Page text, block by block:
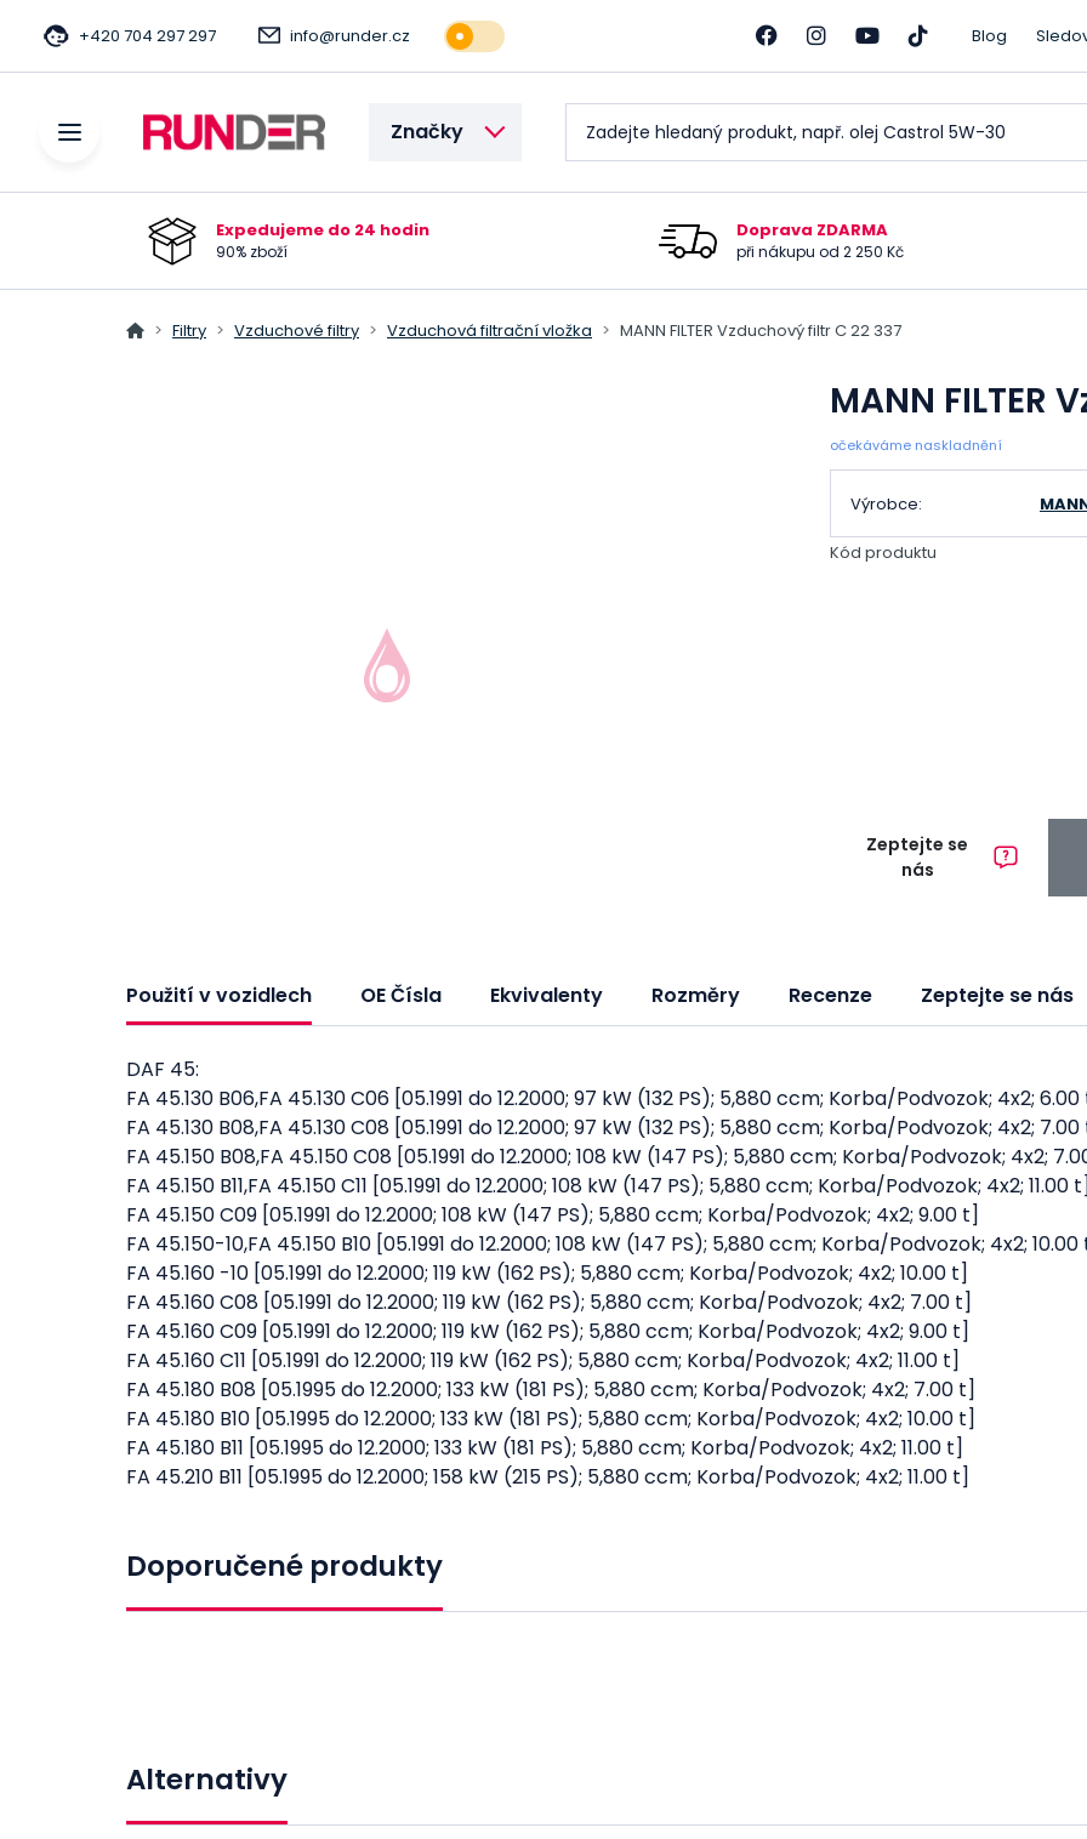
+420 704 297 297 info@runder.cz Blog
Značky
Expedujeme do 24 hodin
90% zboží
Doprava ZDARMA
při nákupu od 2 250 Kč
Filtry Vzduchové filtry Vzduchová filtrační vložka MANN FILTER Vzduchový filtr C 22 337
MANN FILTER
očekáváme naskladnění
Výrobce:
Kód produktu
Zeptejte se
nás
Použití v vozidlech OE Čísla Ekvivalenty Rozměry Recenze Zeptejte se nás
DAF 45:
FA 45.130 B06,FA 45.130 C06 [05.1991 do 12.2000; 97 kW (132 PS); 5,880 ccm; Korba/Podvozok; 4x2; 6.00
FA 45.130 B08,FA 45.130 C08 [05.1991 do 12.2000; 97 kW (132 PS); 5,880 ccm; Korba/Podvozok; 4x2; 7.00
FA 45.150 B08,FA 45.150 C08 [05.1991 do 12.2000; 108 kW (147 PS); 5,880 ccm; Korba/Podvozok; 4x2;
FA 45.150 B11,FA 45.150 C11 [05.1991 do 12.2000; 108 kW (147 PS); 5,880 ccm; Korba/Podvozok; 4x2; 11.00 t]
FA 45.150 C09 [05.1991 do 12.2000; 108 kW (147 PS); 5,880 ccm; Korba/Podvozok; 4x2; 9.00 t]
FA 45.150-10,FA 45.150 B10 [05.1991 do 12.2000; 108 kW (147 PS); 5,880 ccm; Korba/Podvozok; 4x2; 10.00
FA 45.160 -10 [05.1991 do 12.2000; 119 kW (162 PS); 5,880 ccm; Korba/Podvozok; 4x2; 10.00 t]
FA 45.160 C08 [05.1991 do 12.2000; 119 kW (162 PS); 5,880 ccm; Korba/Podvozok; 4x2; 7.00 t]
FA 45.160 C09 [05.1991 do 12.2000; 119 kW (162 PS); 5,880 ccm; Korba/Podvozok; 4x2; 9.00 t]
FA 45.160 C11 [05.1991 do 12.2000; 119 kW (162 PS); 5,880 ccm; Korba/Podvozok; 4x2; 11.00 t]
FA 45.180 B08 [05.1995 do 12.2000; 133 kW (181 PS); 5,880 ccm; Korba/Podvozok; 4x2; 7.00 t]
FA 45.180 B10 [05.1995 do 12.2000; 133 kW (181 PS); 5,880 ccm; Korba/Podvozok; 4x2; 10.00 t]
FA 45.180 B11 [05.1995 do 12.2000; 133 kW (181 PS); 5,880 ccm; Korba/Podvozok; 4x2; 11.00 t]
FA 45.210 B11 [05.1995 do 12.2000; 158 kW (215 PS); 5,880 ccm; Korba/Podvozok; 4x2; 11.00 t]
Doporučené produkty
Alternativy